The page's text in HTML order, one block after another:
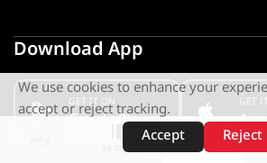
वेब स्टोरीज़
Download App
GET IT ON
Google Play
GET
We use cookies to enhance your
accept or reject tracking.
Accept
Reject